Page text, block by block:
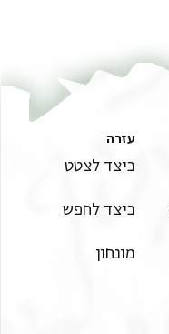
עזרה
כיצד לצטט
כיצד לחפש
מונחון